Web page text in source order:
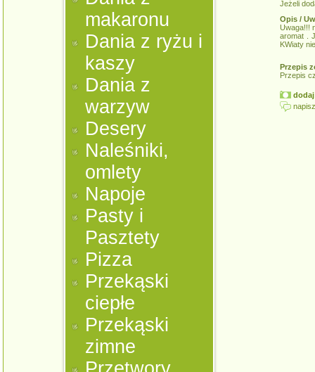
makaronu
Dania z ryżu i
kaszy
Dania z
warzyw
Desery
Naleśniki,
omlety
Napoje
Pasty i
Pasztety
Pizza
Przekąski
ciepłe
Przekąski
zimne
Jeżeli
Opis /
Uwaga!!!
aromat .
KWiaty
Przepis
Przepis